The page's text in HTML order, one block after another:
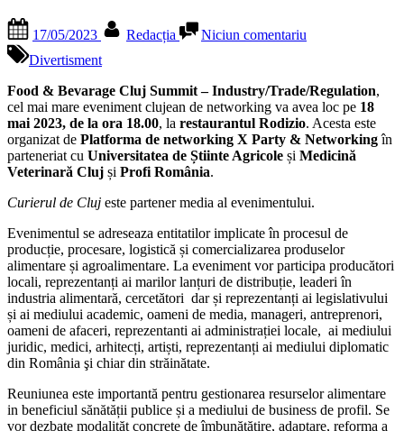
on
17/05/2023 Redacția Niciun comentariuLista
celor
mai
TARI
invitați
la
networking
SUMMIT
Divertisment
Food & Bevarage Cluj Summit – Industry/Trade/Regulation,
cel mai mare eveniment clujean de networking va avea loc pe 18
mai 2023, de la ora 18.00, la restaurantul Rodizio. Acesta este
organizat de Platforma de networking X Party & Networkingîn
parteneriat cu Universitatea de Știinte Agricole și Medicină
Veterinară Cluj și Profi România.
Curierul de Cluj este partener media al evenimentului.
Evenimentul se adreseaza entitatilor implicate în procesul de
producție, procesare, logistică și comercializarea produselor
alimentare și agroalimentare. La eveniment vor participa producători
locali, reprezentanți ai marilor lanțuri de distribuție, leaderi în
industria alimentară, cercetători dar și reprezentanți ai legislativului
și ai mediului academic, oameni de media, ma­­nageri, an­tr­e­pren­ori,
oameni de afaceri, rep­re­zentanti ai admin­ist­­rației loca­le, ai med­i­ul­ui
juridic, med­ic­i, arhi­te­cți, art­iști, reprezentanți ai mediului diplomatic
din România şi chiar din străină­­tate.
Reuniunea este importantă pentru gestionarea resurselor alimentare
in beneficiul sănătății publice și a mediului de business de profil. Se
vor dezbate modalităț concrete de îmbunătățire, adaptare, reforma a